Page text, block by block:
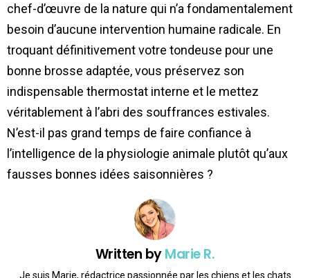
chef-d’œuvre de la nature qui n’a fondamentalement
besoin d’aucune intervention humaine radicale. En
troquant définitivement votre tondeuse pour une
bonne brosse adaptée, vous préservez son
indispensable thermostat interne et le mettez
véritablement à l’abri des souffrances estivales.
N’est-il pas grand temps de faire confiance à
l’intelligence de la physiologie animale plutôt qu’aux
fausses bonnes idées saisonnières ?
Written byMarie R.
Je suis Marie, rédactrice passionnée par les chiens et les chats